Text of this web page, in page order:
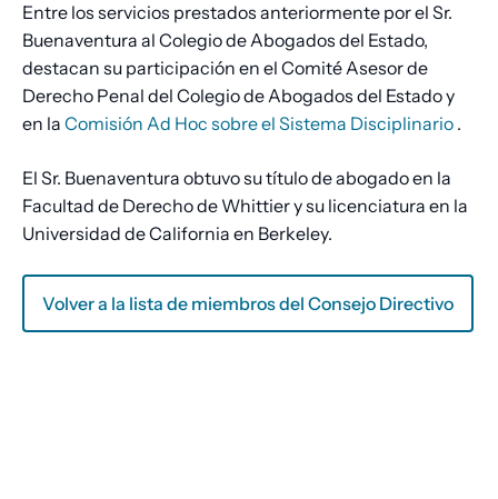
Entre los servicios prestados anteriormente por el Sr.
Buenaventura al Colegio de Abogados del Estado,
destacan su participación en el Comité Asesor de
Derecho Penal del Colegio de Abogados del Estado y
en la Comisión Ad Hoc sobre el Sistema Disciplinario .
El Sr. Buenaventura obtuvo su título de abogado en la
Facultad de Derecho de Whittier y su licenciatura en la
Universidad de California en Berkeley.
Volver a la lista de miembros del Consejo Directivo